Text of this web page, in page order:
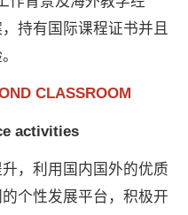
持有国际课程证书并且
CLASSROOM
activities
，利用国内国外的优质
个性发展平台，积极开